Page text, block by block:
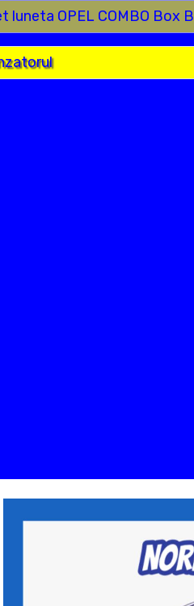
OPEL COMBO Box